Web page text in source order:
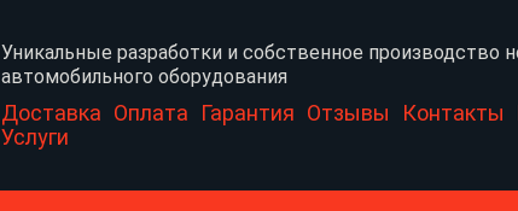
Уникальные разработки и собственное производство
автомобильного оборудования
Доставка Оплата Гарантия Отзывы Контакты
Услуги